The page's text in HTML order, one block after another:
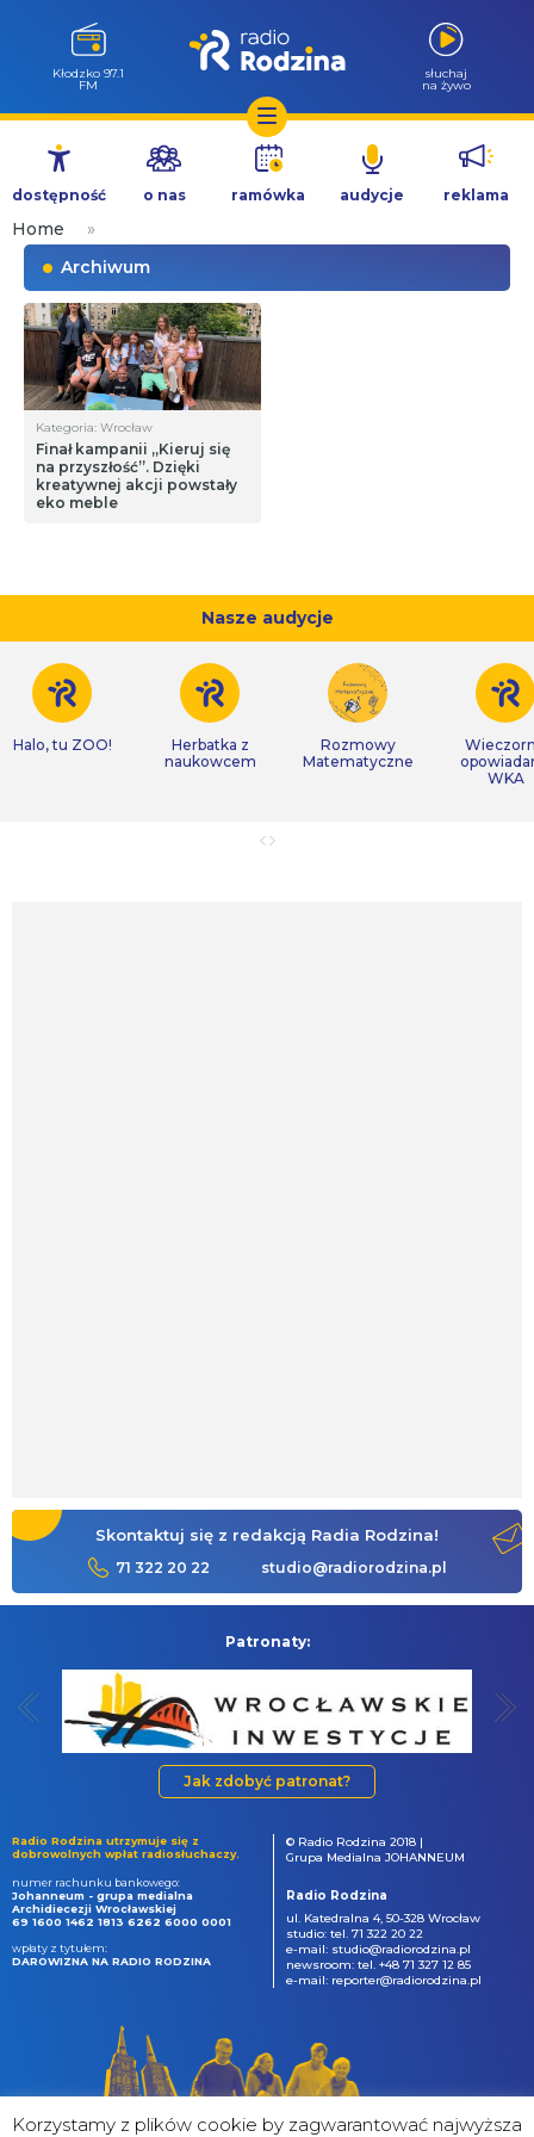
Przejdź
treści
Kłodzko 97.1
FM
słuchaj
na żywo
dostępność o nas ramówka audycje reklama
Home
»
Archiwum
Kategoria: Wrocław
Finał kampanii „Kieruj się
na przyszłość”. Dzięki
kreatywnej akcji powstały
eko meble
Nasze audycje
Halo, tu ZOO!
Herbatka z
naukowcem
Rozmowy
Matematyczne
WKA
Skontaktuj się z redakcją Radia Rodzina!
71 322 20 22 studio@radiorodzina.pl
Patronaty:
Jak zdobyć patronat?
Radio Rodzina utrzymuje się z
dobrowolnych wpłat radiosłuchaczy.
numer rachunku bankowego:
Johanneum - grupa medialna
Archidiecezji Wrocławskiej
69 1600 1462 1813 6262 6000 0001
wpłaty z tytułem:
DAROWIZNA NA RADIO RODZINA
© Radio Rodzina 2018 |
Grupa Medialna JOHANNEUM
Radio Rodzina
ul. Katedralna 4, 50-328 Wrocław
studio: tel. 71 322 20 22
e-mail: studio@radiorodzina.pl
newsroom: tel. +48 71 327 12 85
e-mail: reporter@radiorodzina.pl
Korzystamy z plików cookie by zagwarantować najwyższa